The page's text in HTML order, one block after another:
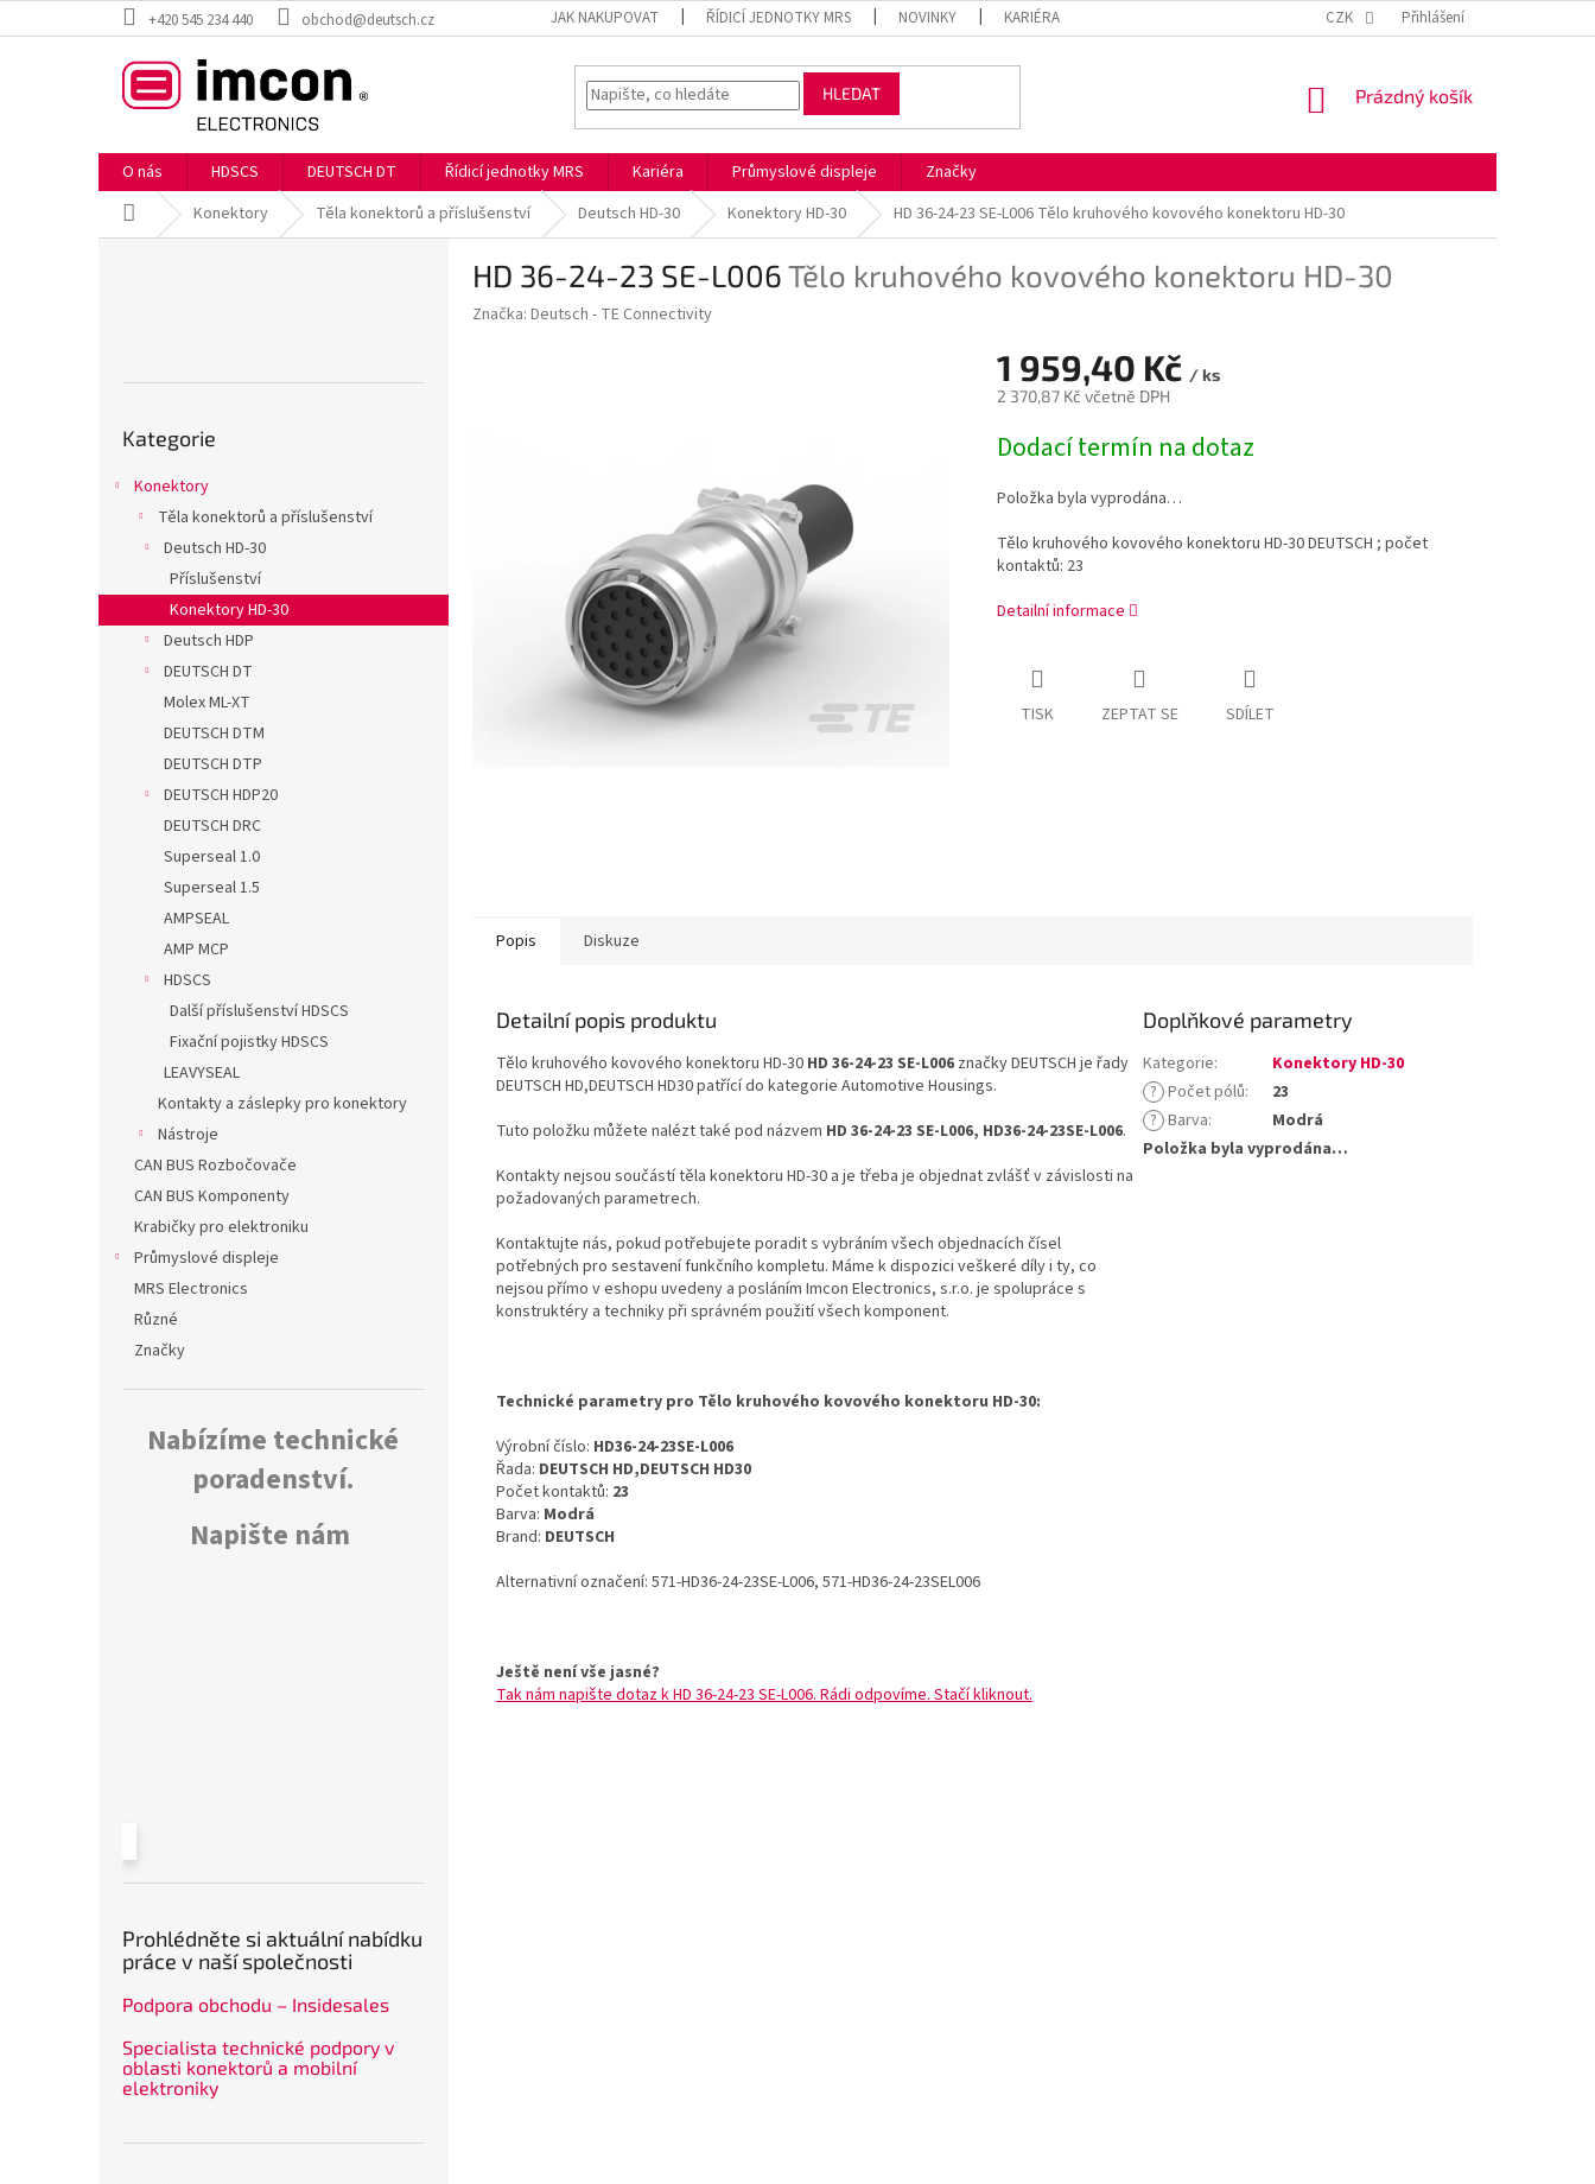
na
+420 545 234 440 obchod@deutsch.cz JAK NAKUPOVAT ŘÍDICÍ JEDNOTKY MRS NOVINKY KARIÉRA OBCHODNÍ PODMÍNKY
CZK Přihlášení
HLEDAT
NÁKUPNÍ
Prázdný košík
O nás HDSCS DEUTSCH DT Řídicí jednotky MRS Kariéra Průmyslové displeje
Značky
Domů Konektory Těla konektorů a příslušenství Deutsch HD-30 Konektory HD-30 HD 36-24-23 SE-L006 Tělo kruhového kovového konektoru HD-30
l
kategorie
Kategorie
Konektory
Těla konektorů a příslušenství
Deutsch HD-30
Příslušenství
Konektory HD-30
Deutsch HDP
DEUTSCH DT
Molex ML-XT
DEUTSCH DTM
DEUTSCH DTP
DEUTSCH HDP20
DEUTSCH DRC
Superseal 1.0
Superseal 1.5
AMPSEAL
AMP MCP
HDSCS
Další příslušenství HDSCS
Fixační pojistky HDSCS
LEAVYSEAL
Kontakty a záslepky pro konektory
Nástroje
CAN BUS Rozbočovače
CAN BUS Komponenty
Krabičky pro elektroniku
Průmyslové displeje
MRS Electronics
Různé
Značky
Nabízíme technické
poradenství.
Napište nám
Prohlédněte si aktuální nabídku
práce v naší společnosti
Podpora obchodu – Insidesales
Specialista technické podpory v
oblasti konektorů a mobilní
elektroniky
HD 36-24-23 SE-L006Tělo kruhového kovového konektoru HD-30
Značka: Deutsch - TE Connectivity
1 959,40 Kč / ks
2 370,87 Kč včetně DPH
cena:
Dodací termín na dotaz
Položka byla vyprodána…
Tělo kruhového kovového konektoru HD-30 DEUTSCH ; počet
kontaktů: 23
Detailní informace
TISK ZEPTAT SE SDÍLET
Popis Diskuze
Detailní popis produktu
Tělo kruhového kovového konektoru HD-30 HD 36-24-23 SE-L006 značky DEUTSCH je řady
DEUTSCH HD,DEUTSCH HD30 patřící do kategorie Automotive Housings.
Tuto položku můžete nalézt také pod názvem HD 36-24-23 SE-L006, HD36-24-23SE-L006.
Kontakty nejsou součástí těla konektoru HD-30 a je třeba je objednat zvlášť v závislosti na
požadovaných parametrech.
Kontaktujte nás, pokud potřebujete poradit s vybráním všech objednacích čísel
potřebných pro sestavení funkčního kompletu. Máme k dispozici veškeré díly i ty, co
nejsou přímo v eshopu uvedeny a posláním Imcon Electronics, s.r.o. je spolupráce s
konstruktéry a techniky při správném použití všech komponent.
Technické parametry pro Tělo kruhového kovového konektoru HD-30:
Výrobní číslo: HD36-24-23SE-L006
Řada: DEUTSCH HD,DEUTSCH HD30
Počet kontaktů: 23
Barva: Modrá
Brand: DEUTSCH
Alternativní označení: 571-HD36-24-23SE-L006, 571-HD36-24-23SEL006
Ještě není vše jasné?
Tak nám napište dotaz k HD 36-24-23 SE-L006. Rádi odpovíme. Stačí kliknout.
Doplňkové parametry
Kategorie:
Konektory HD-30
? Počet pólů:
23
? Barva:
Modrá
Položka byla vyprodána…